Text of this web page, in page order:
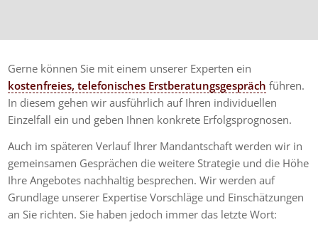
Gerne können Sie mit einem unserer Experten ein
kostenfreies, telefonisches Erstberatungsgespräch führen.
In diesem gehen wir ausführlich auf Ihren individuellen
Einzelfall ein und geben Ihnen konkrete Erfolgsprognosen.
Auch im späteren Verlauf Ihrer Mandantschaft werden wir in
gemeinsamen Gesprächen die weitere Strategie und die Höhe
Ihre Angebotes nachhaltig besprechen. Wir werden auf
Grundlage unserer Expertise Vorschläge und Einschätzungen
an Sie richten. Sie haben jedoch immer das letzte Wort: